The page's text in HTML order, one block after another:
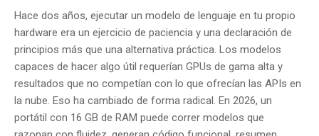
Hace dos años, ejecutar un modelo de lenguaje en tu propio
hardware era un ejercicio de paciencia y una declaración de
principios más que una alternativa práctica. Los modelos
capaces de hacer algo útil requerían GPUs de gama alta y
resultados que no competían con lo que ofrecían las APIs en
la nube. Eso ha cambiado de forma radical. En 2026, un
portátil con 16 GB de RAM puede correr modelos que